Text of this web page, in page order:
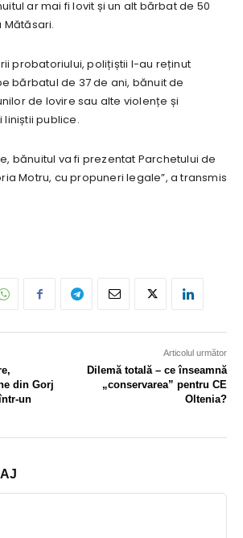
ar mai fi lovit și un alt bărbat de 50
Mătăsari.
probatoriului, polițiștii l-au reținut
bărbatul de 37 de ani, bănuit de
de lovire sau alte violențe și
liniștii publice.
bănuitul va fi prezentat Parchetului de
Motru, cu propuneri legale”, a transmis
din Gorj
un
Articolul următor
Dilemă totală – ce înseamnă
„conservarea” pentru CE
Oltenia?